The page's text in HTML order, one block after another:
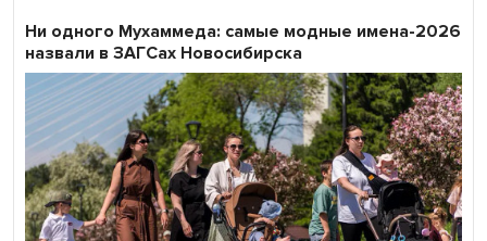
Ни одного Мухаммеда: самые модные имена-2026
назвали в ЗАГСах Новосибирска